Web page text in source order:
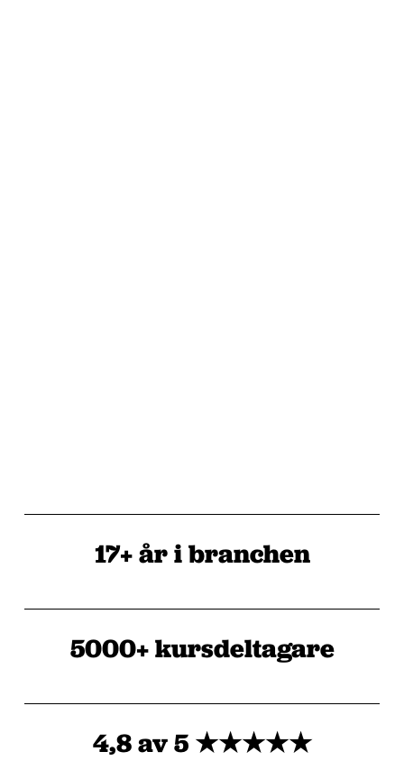
17+ år i branchen
5000+ kursdeltagare
4,8 av 5 ★★★★★